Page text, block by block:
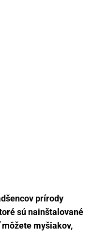
prírody
sú nainštalované
myšiakov,